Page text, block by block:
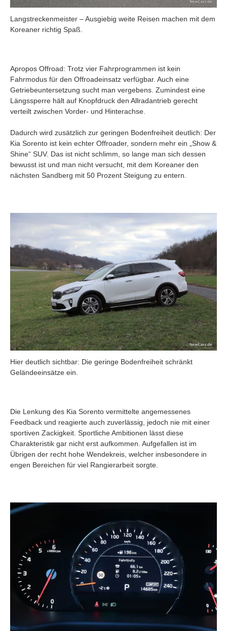
Langstreckenmeister – Ausgiebig weite Reisen machen mit dem
Koreaner richtig Spaß.
Apropos Offroad: Trotz vier Fahrprogrammen ist kein
Fahrmodus für den Offroadeinsatz verfügbar. Auch eine
Getriebeuntersetzung sucht man vergebens. Zumindest eine
Längssperre hält auf Knopfdruck den Allradantrieb gerecht
verteilt zwischen Vorder- und Hinterachse.
Dadurch wird zusätzlich zur geringen Bodenfreiheit deutlich: Der
Kia Sorento ist kein echter Offroader, sondern mehr ein „Show &
Shine“ SUV. Das ist nicht schlimm, so lange man sich dessen
bewusst ist und man nicht versucht, mit dem Koreaner den
nächsten Sandberg mit 50 Prozent Steigung zu entern.
Hier deutlich sichtbar: Die geringe Bodenfreiheit schränkt
Geländeeinsätze ein.
Die Lenkung des Kia Sorento vermittelte angemessenes
Feedback und reagierte auch zuverlässig, jedoch nie mit einer
sportiven Zackigkeit. Sportliche Ambitionen lässt diese
Charakteristik gar nicht erst aufkommen. Aufgefallen ist im
Übrigen der recht hohe Wendekreis, welcher insbesondere in
engen Bereichen für viel Rangierarbeit sorgte.